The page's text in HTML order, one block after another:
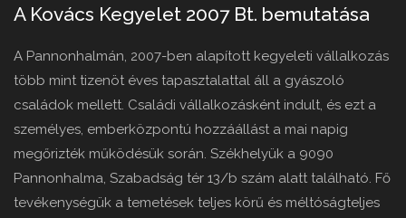
A Kovács Kegyelet 2007 Bt. bemutatása
A Pannonhalmán, 2007-ben alapított kegyeleti vállalkozás
több mint tizenöt éves tapasztalattal áll a gyászoló
családok mellett. Családi vállalkozásként indult, és ezt a
személyes, emberközpontú hozzáállást a mai napig
megőrizték működésük során. Székhelyük a 9090
Pannonhalma, Szabadság tér 13/b szám alatt található. Fő
tevékenységük a temetések teljes körű és méltóságteljes